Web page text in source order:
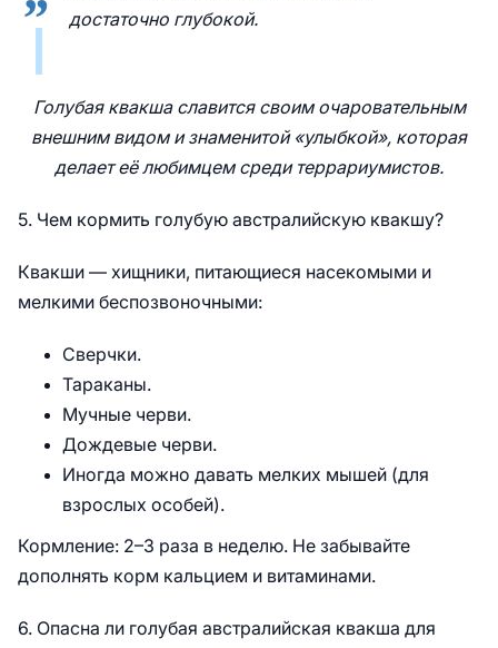
достаточно глубокой.
Голубая квакша славится своим очаровательным
внешним видом и знаменитой «улыбкой», которая
делает её любимцем среди террариумистов.
5. Чем кормить голубую австралийскую квакшу?
Квакши — хищники, питающиеся насекомыми и
мелкими беспозвоночными:
Сверчки.
Тараканы.
Мучные черви.
Дождевые черви.
Иногда можно давать мелких мышей (для
взрослых особей).
Кормление: 2–3 раза в неделю. Не забывайте
дополнять корм кальцием и витаминами.
6. Опасна ли голубая австралийская квакша для